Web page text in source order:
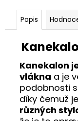
Popis
Kanekalon
vlákna a je
podobnosti
díky čemuž
různých